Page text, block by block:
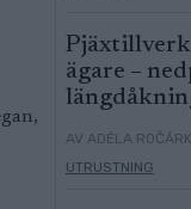
ägare –
AV ADÉLA
UTRUSTNING